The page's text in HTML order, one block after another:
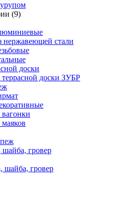
(9)
нержавеющей стали
доски
доски ЗУБР
шайба, гровер
шайба, гровер